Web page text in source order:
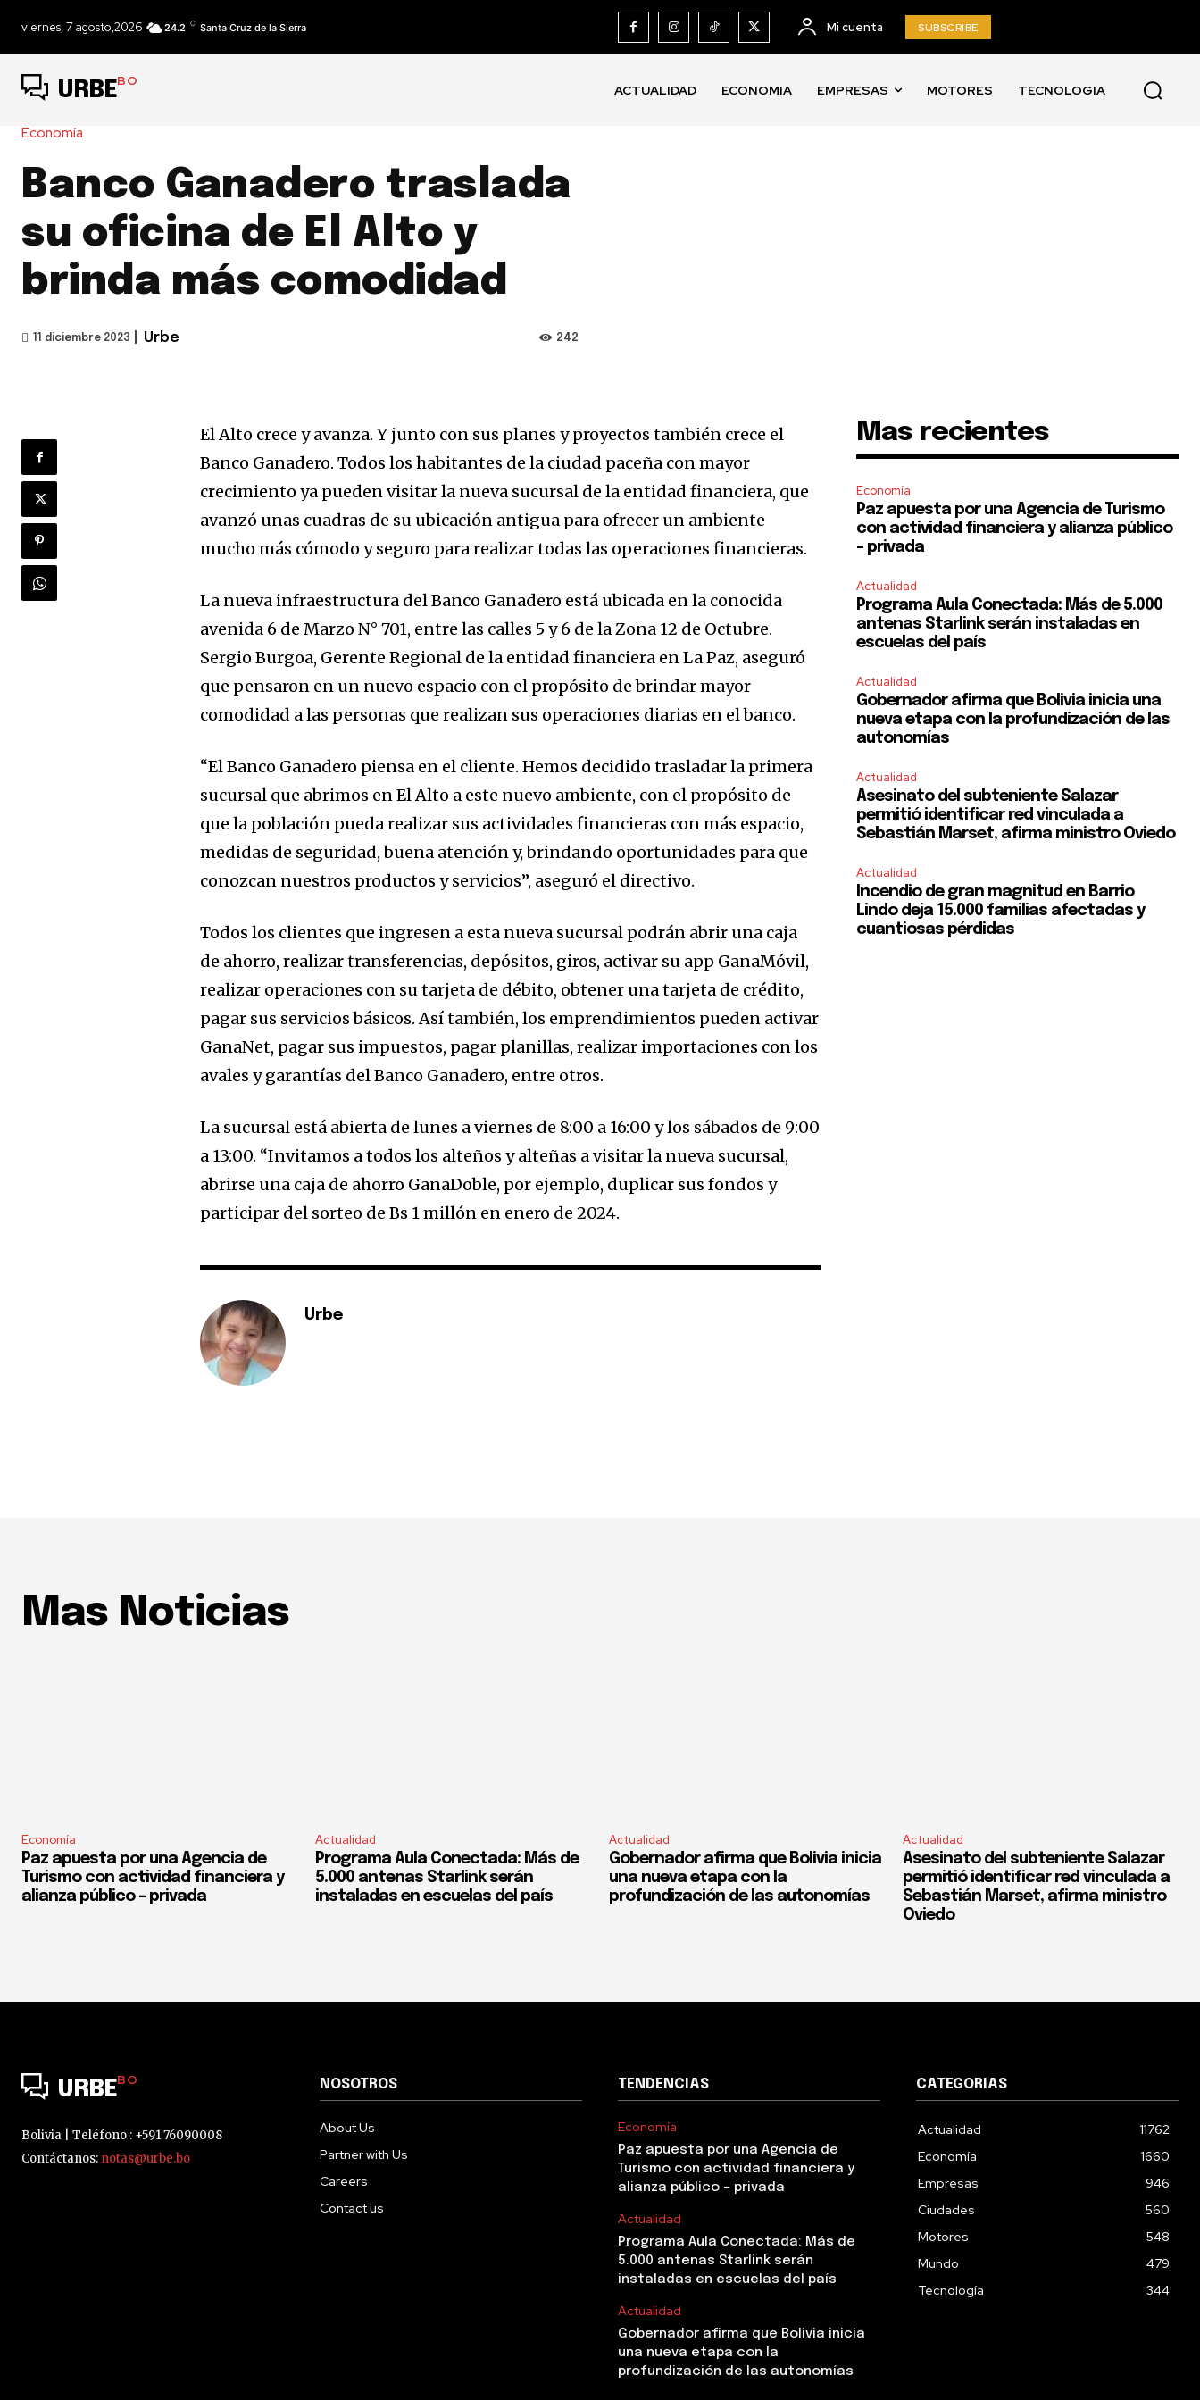
viernes, 7 agosto,2026 24.2 C Santa Cruz de la Sierra Mi cuenta SUBSCRIBE
URBEBO
ACTUALIDAD ECONOMIA EMPRESAS MOTORES TECNOLOGIA
Economía
Banco Ganadero traslada
su oficina de El Alto y
brinda más comodidad
11 diciembre 2023 Urbe 242
El Alto crece y avanza. Y junto con sus planes y proyectos también crece el
Banco Ganadero. Todos los habitantes de la ciudad paceña con mayor
crecimiento ya pueden visitar la nueva sucursal de la entidad financiera, que
avanzó unas cuadras de su ubicación antigua para ofrecer un ambiente
mucho más cómodo y seguro para realizar todas las operaciones financieras.
La nueva infraestructura del Banco Ganadero está ubicada en la conocida
avenida 6 de Marzo N° 701, entre las calles 5 y 6 de la Zona 12 de Octubre.
Sergio Burgoa, Gerente Regional de la entidad financiera en La Paz, aseguró
que pensaron en un nuevo espacio con el propósito de brindar mayor
comodidad a las personas que realizan sus operaciones diarias en el banco.
“El Banco Ganadero piensa en el cliente. Hemos decidido trasladar la primera
sucursal que abrimos en El Alto a este nuevo ambiente, con el propósito de
que la población pueda realizar sus actividades financieras con más espacio,
medidas de seguridad, buena atención y, brindando oportunidades para que
conozcan nuestros productos y servicios”, aseguró el directivo.
Todos los clientes que ingresen a esta nueva sucursal podrán abrir una caja
de ahorro, realizar transferencias, depósitos, giros, activar su app GanaMóvil,
realizar operaciones con su tarjeta de débito, obtener una tarjeta de crédito,
pagar sus servicios básicos. Así también, los emprendimientos pueden activar
GanaNet, pagar sus impuestos, pagar planillas, realizar importaciones con los
avales y garantías del Banco Ganadero, entre otros.
La sucursal está abierta de lunes a viernes de 8:00 a 16:00 y los sábados de 9:00
a 13:00. “Invitamos a todos los alteños y alteñas a visitar la nueva sucursal,
abrirse una caja de ahorro GanaDoble, por ejemplo, duplicar sus fondos y
participar del sorteo de Bs 1 millón en enero de 2024.
Urbe
Mas recientes
Economía
Paz apuesta por una Agencia de Turismo
con actividad financiera y alianza público
– privada
Actualidad
Programa Aula Conectada: Más de 5.000
antenas Starlink serán instaladas en
escuelas del país
Actualidad
Gobernador afirma que Bolivia inicia una
nueva etapa con la profundización de las
autonomías
Actualidad
Asesinato del subteniente Salazar
permitió identificar red vinculada a
Sebastián Marset, afirma ministro Oviedo
Actualidad
Incendio de gran magnitud en Barrio
Lindo deja 15.000 familias afectadas y
cuantiosas pérdidas
Mas Noticias
Economía
Paz apuesta por una Agencia de
Turismo con actividad financiera y
alianza público – privada
Actualidad
Programa Aula Conectada: Más de
5.000 antenas Starlink serán
instaladas en escuelas del país
Actualidad
Gobernador afirma que Bolivia inicia
una nueva etapa con la
profundización de las autonomías
Actualidad
Asesinato del subteniente Salazar
permitió identificar red vinculada a
Sebastián Marset, afirma ministro
Oviedo
URBEBO
Bolivia | Teléfono : +591 76090008
Contáctanos: notas@urbe.bo
NOSOTROS
About Us
Partner with Us
Careers
Contact us
TENDENCIAS
Economía
Paz apuesta por una Agencia de
Turismo con actividad financiera y
alianza público – privada
Actualidad
Programa Aula Conectada: Más de
5.000 antenas Starlink serán
instaladas en escuelas del país
Actualidad
Gobernador afirma que Bolivia inicia
una nueva etapa con la
profundización de las autonomías
CATEGORIAS
Actualidad
11762
Economía
1660
Empresas
946
Ciudades
560
Motores
548
Mundo
479
Tecnología
344